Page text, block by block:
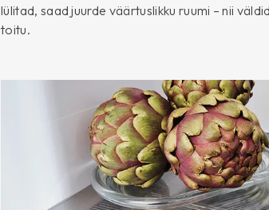
lülitad, saad juurde väärtuslikku ruumi – nii
toitu.